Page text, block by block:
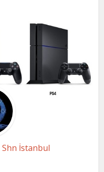
Shn İstanbul